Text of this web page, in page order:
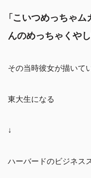
「こいつめっちゃ
んのめっちゃくやしい
その当時彼女が描いて
東大生になる
↓
ハーバードのビジネス